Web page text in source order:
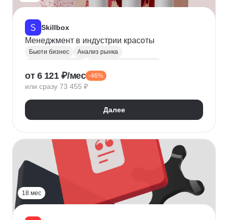
Skillbox
Менеджмент в индустрии красоты
Бьюти бизнес
Анализ рынка
Управление бизнесом
Налогообложение
Продвижение в социальных сетях
Запуск бизнеса
Администратор салона красоты
от 6 121 ₽/мес -46%
или сразу 73 455 ₽
Далее
18 мес